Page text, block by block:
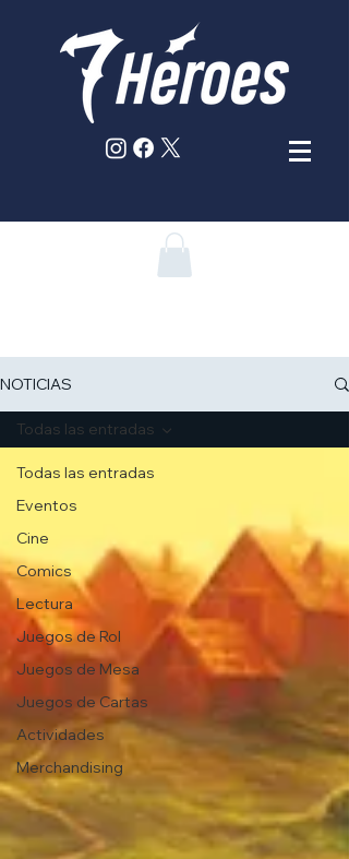
NOTICIAS
Todas las entradas
Eventos
Cine
Comics
Lectura
Juegos de Rol
Juegos de Mesa
Juegos de Cartas
Actividades
Merchandising
Todas las entradas